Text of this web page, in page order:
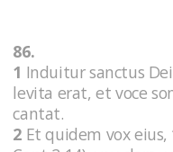
86.
1 Induitur sanctus
levita erat, et voce
cantat.
2 Et quidem vox eius,